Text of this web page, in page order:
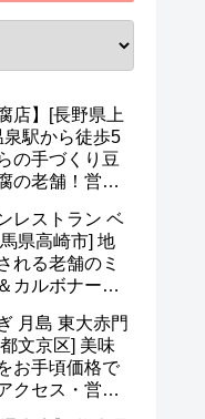
店】[長野県上
泉駅から徒歩5
の手づくり豆
の老舗！営業
レストラン ベ
県高崎市] 地
れる老舗のミ
カルボナー
など(*^^*)
月島 東大赤門
文京区] 美味
お手頃価格で
クセス・営業